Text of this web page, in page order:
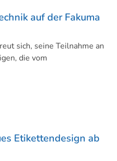
auf der Fakuma
sich, seine Teilnahme an
die vom
Etikettendesign ab